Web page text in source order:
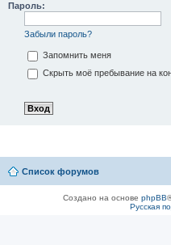
Пароль:
Забыли пароль?
Запомнить меня
Скрыть моё пребывание на
Список форумов
Создано на основе phpBB
Русская